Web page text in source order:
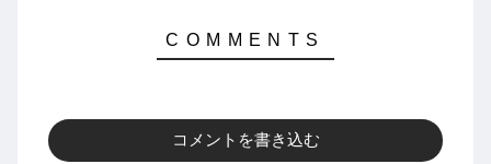
コメントを書き込む